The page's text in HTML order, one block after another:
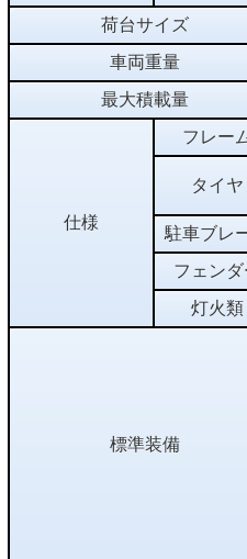
荷台サイズ
車両重量
最大積載量
仕様
フレー
タイヤ
駐車ブレ
フェンダ
灯火類
標準装備